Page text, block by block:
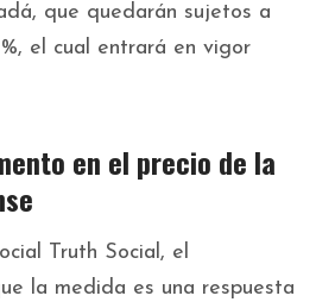
que quedarán sujetos a
el cual entrará en vigor
en el precio de la
Truth Social, el
la medida es una respuesta